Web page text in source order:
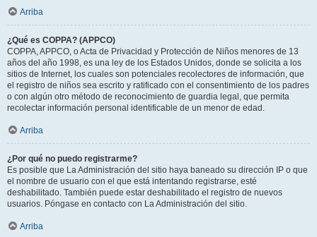
Arriba
¿Qué es COPPA? (APPCO)
COPPA, APPCO, o Acta de Privacidad y Protección de Niños menores de 13
años del año 1998, es una ley de los Estados Unidos, donde se solicita a los
sitios de Internet, los cuales son potenciales recolectores de información, que
el registro de niños sea escrito y ratificado con el consentimiento de los padres
o con algún otro método de reconocimiento de guardia legal, que permita
recolectar información personal identificable de un menor de edad.
Arriba
¿Por qué no puedo registrarme?
Es posible que La Administración del sitio haya baneado su dirección IP o que
el nombre de usuario con el que está intentando registrarse, esté
deshabilitado. También puede estar deshabilitado el registro de nuevos
usuarios. Póngase en contacto con La Administración del sitio.
Arriba